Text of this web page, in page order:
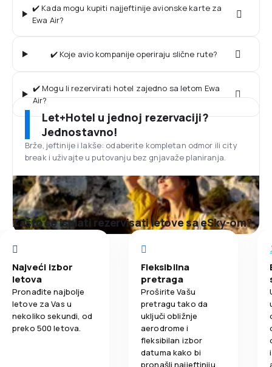
✔️ Kada mogu kupiti najjeftinije avionske karte za
Ewa Air?
✔️ Koje avio kompanije operiraju slične rute?
✔️ Mogu li rezervirati hotel zajedno sa letom Ewa
Air?
Let+Hotel u jednoj rezervaciji?
Jednostavno!
Brže, jeftinije i lakše: odaberite kompletan odmor ili city
break i uživajte u putovanju bez gnjavaže planiranja.
Zašto se isplati rezervisati letove sa eSky-om?
Najveći izbor
letova
Pronađite najbolje
letove za Vas u
nekoliko sekundi, od
preko 500 letova.
Fleksibilna
pretraga
Proširite Vašu
pretragu tako da
uključi obližnje
aerodrome i
fleksibilan izbor
datuma kako bi
pronašli najjeftiniju